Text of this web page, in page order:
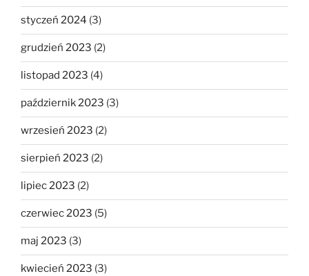
styczeń 2024 (3)
grudzień 2023 (2)
listopad 2023 (4)
październik 2023 (3)
wrzesień 2023 (2)
sierpień 2023 (2)
lipiec 2023 (2)
czerwiec 2023 (5)
maj 2023 (3)
kwiecień 2023 (3)